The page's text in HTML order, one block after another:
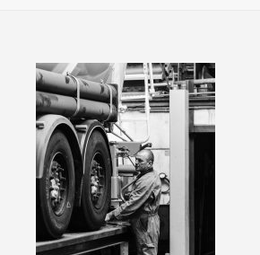
VACATURES
CONTACT
+32 58 31 17 79
MY TRANSPORT